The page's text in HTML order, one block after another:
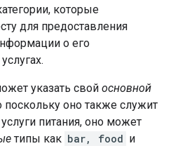
которые
для предоставления
о его
указать свой основной
поскольку оно также служит
питания, оно может
типы как bar, food и